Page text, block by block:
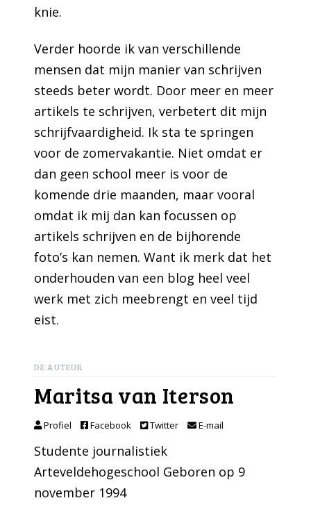
knie.
Verder hoorde ik van verschillende
mensen dat mijn manier van schrijven
steeds beter wordt. Door meer en meer
artikels te schrijven, verbetert dit mijn
schrijfvaardigheid. Ik sta te springen
voor de zomervakantie. Niet omdat er
dan geen school meer is voor de
komende drie maanden, maar vooral
omdat ik mij dan kan focussen op
artikels schrijven en de bijhorende
foto’s kan nemen. Want ik merk dat het
onderhouden van een blog heel veel
werk met zich meebrengt en veel tijd
eist.
DE AUTEUR
Maritsa van Iterson
Profiel Facebook Twitter E-mail
Studente journalistiek
Arteveldehogeschool Geboren op 9
november 1994